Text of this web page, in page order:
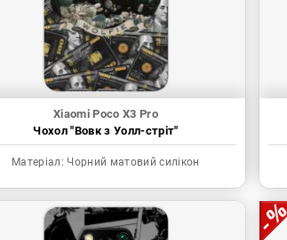
Xiaomi Poco X3 Pro
Чохол "Вовк з Уолл-стріт"
Матеріал: Чорний матовий силікон